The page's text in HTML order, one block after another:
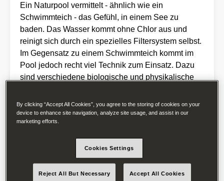
Ein Naturpool vermittelt - ähnlich wie ein
Schwimmteich - das Gefühl, in einem See zu
baden. Das Wasser kommt ohne Chlor aus und
reinigt sich durch ein spezielles Filtersystem selbst.
Im Gegensatz zu einem Schwimmteich kommt im
Pool jedoch recht viel Technik zum Einsatz. Dazu
sind verschiedene biologische und physikalische
Gegenstromanlagen braucht man hier nicht zu
verzichten.
By clicking “Accept All Cookies”, you agree to the storing of cookies on your
device to enhance site navigation, analyze site usage, and assist in our
marketing efforts.
Cookies Settings
Reject All But Necessary Accept All Cookies